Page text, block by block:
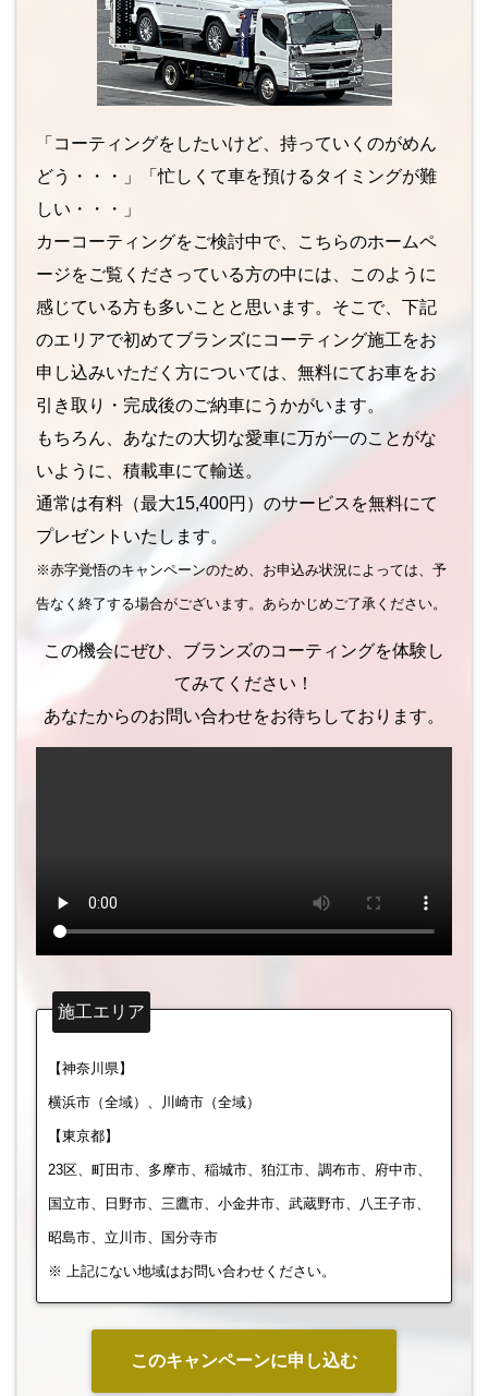
「コーティングをしたいけど、持っていくのがめん
どう・・・」「忙しくて車を預けるタイミングが難
しい・・・」
カーコーティングをご検討中で、こちらのホームペ
ージをご覧くださっている方の中には、このように
感じている方も多いことと思います。そこで、下記
のエリアで初めてブランズにコーティング施工をお
申し込みいただく方については、無料にてお車をお
引き取り・完成後のご納車にうかがいます。
もちろん、あなたの大切な愛車に万が一のことがな
いように、積載車にて輸送。
通常は有料（最大15,400円）のサービスを無料にて
プレゼントいたします。
※赤字覚悟のキャンペーンのため、お申込み状況によっては、予
告なく終了する場合がございます。あらかじめご了承ください。
この機会にぜひ、ブランズのコーティングを体験し
てみてください！
あなたからのお問い合わせをお待ちしております。
施工エリア
【神奈川県】
横浜市（全域）、川崎市（全域）
【東京都】
23区、町田市、多摩市、稲城市、狛江市、調布市、府中市、
国立市、日野市、三鷹市、小金井市、武蔵野市、八王子市、
昭島市、立川市、国分寺市
※ 上記にない地域はお問い合わせください。
このキャンペーンに申し込む